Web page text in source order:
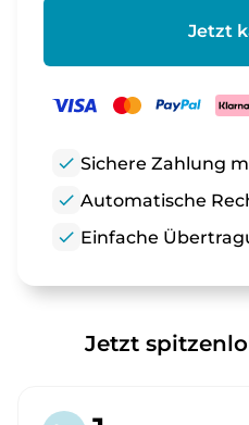
Jetzt
check Sichere Zahlung
check Automatische
check Einfache
Jetzt